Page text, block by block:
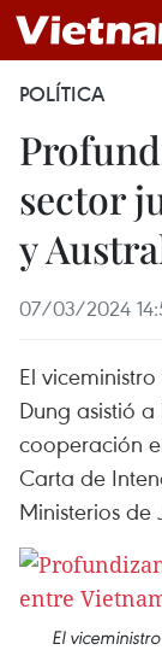
POLÍTICA
sector
y
07/03/2024
El
Dung asistió
cooperación
Carta de
Ministerios de
El